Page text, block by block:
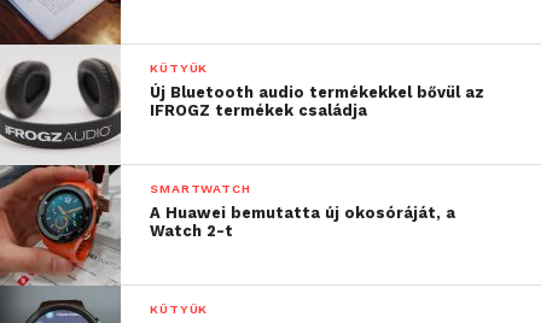
KÜTYÜK
Új Bluetooth audio termékekkel bővül az
IFROGZ termékek családja
SMARTWATCH
A Huawei bemutatta új okosóráját, a
Watch 2-t
KÜTYÜK